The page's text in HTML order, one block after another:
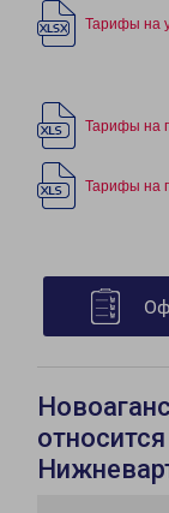
Тарифы на
Тарифы на
Тарифы на